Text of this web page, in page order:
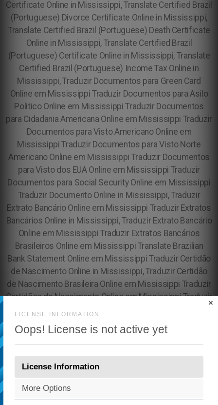
LICENSE INFORMATION
Oops! License is not active yet
×
License Information
More Options